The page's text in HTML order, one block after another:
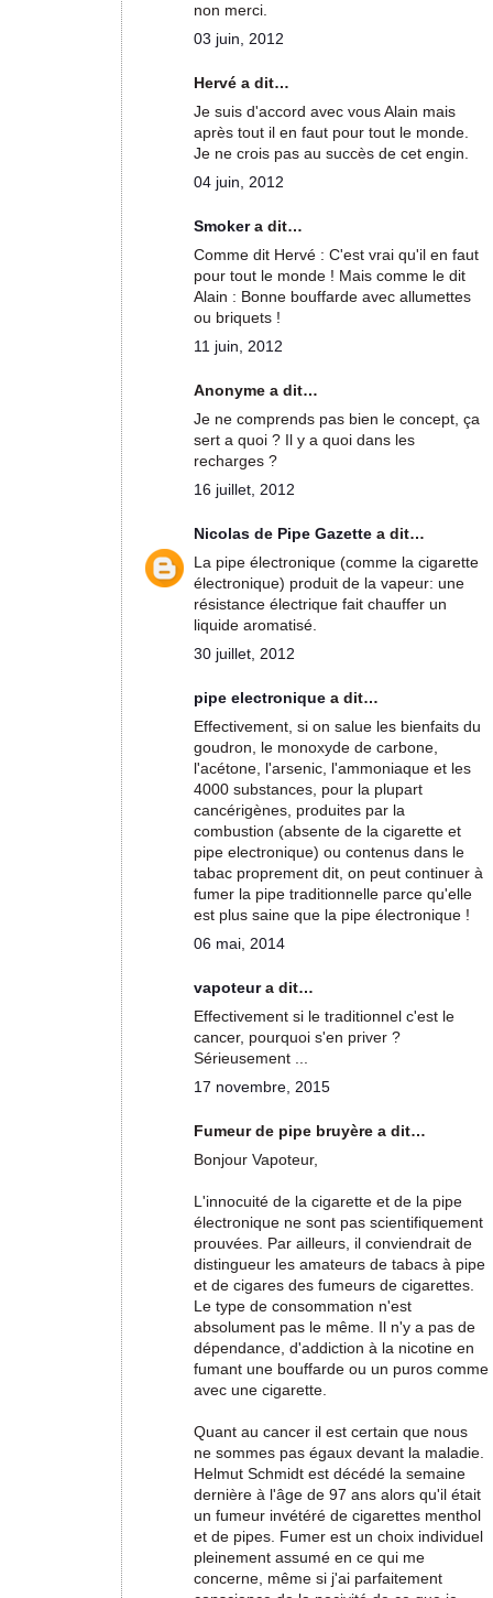
non merci.
03 juin, 2012
Hervé a dit…
Je suis d'accord avec vous Alain mais
après tout il en faut pour tout le monde.
Je ne crois pas au succès de cet engin.
04 juin, 2012
Smokera dit…
Comme dit Hervé : C'est vrai qu'il en faut
pour tout le monde ! Mais comme le dit
Alain : Bonne bouffarde avec allumettes
ou briquets !
11 juin, 2012
Anonyme a dit…
Je ne comprends pas bien le concept, ça
sert a quoi ? Il y a quoi dans les
recharges ?
16 juillet, 2012
Nicolas de Pipe Gazette a dit…
La pipe électronique (comme la cigarette
électronique) produit de la vapeur: une
résistance électrique fait chauffer un
liquide aromatisé.
30 juillet, 2012
pipe electronique a dit…
Effectivement, si on salue les bienfaits du
goudron, le monoxyde de carbone,
l'acétone, l'arsenic, l'ammoniaque et les
4000 substances, pour la plupart
cancérigènes, produites par la
combustion (absente de la cigarette et
pipe electronique) ou contenus dans le
tabac proprement dit, on peut continuer à
fumer la pipe traditionnelle parce qu'elle
est plus saine que la pipe électronique !
06 mai, 2014
vapoteura dit…
Effectivement si le traditionnel c'est le
cancer, pourquoi s'en priver ?
Sérieusement ...
17 novembre, 2015
Fumeur de pipe bruyère a dit…
Bonjour Vapoteur,
L'innocuité de la cigarette et de la pipe
électronique ne sont pas scientifiquement
prouvées. Par ailleurs, il conviendrait de
distingueur les amateurs de tabacs à pipe
et de cigares des fumeurs de cigarettes.
Le type de consommation n'est
absolument pas le même. Il n'y a pas de
dépendance, d'addiction à la nicotine en
fumant une bouffarde ou un puros comme
avec une cigarette.
Quant au cancer il est certain que nous
ne sommes pas égaux devant la maladie.
Helmut Schmidt est décédé la semaine
dernière à l'âge de 97 ans alors qu'il était
un fumeur invétéré de cigarettes menthol
et de pipes. Fumer est un choix individuel
pleinement assumé en ce qui me
concerne, même si j'ai parfaitement